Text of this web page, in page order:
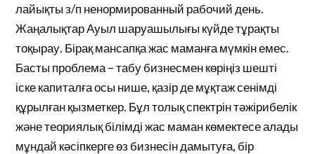
лайықты з/п ненормированный рабочий день.
Жаңалықтар Ауыл шаруашылығы күйде тұрақты
тоқырау. Бірақ мансапқа жас маманға мүмкін емес.
Басты проблема – табу бизнесмен көріңіз шешті
іске капиталға осы нише, қазір де мұқтаж сенімді
құрылған қызметкер. Бұл толық спектрін тәжірибелік
және теориялық білімді жас маман көмектесе алады
мұндай кәсіпкерге өз бизнесін дамытуға, бір